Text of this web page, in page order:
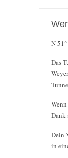
N
Das
Dank
Dein
in